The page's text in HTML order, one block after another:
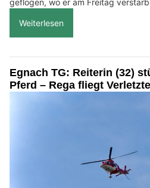
geflogen, wo er am Freitag
Weiterlesen
Egnach TG: Reiterin (32)
Pferd – Rega fliegt